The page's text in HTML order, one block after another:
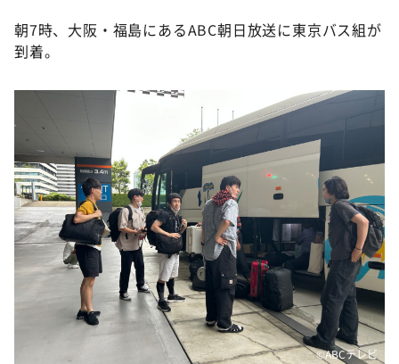
朝7時、大阪・福島にあるABC朝日放送に東京バス組が
到着。
©️ABCテレビ